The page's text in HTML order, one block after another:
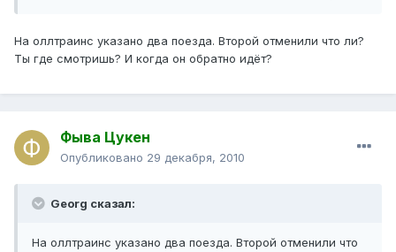
На оллтраинс указано два поезда. Второй отменили что ли?
Ты где смотришь? И когда он обратно идёт?
Фыва Цукен
Опубликовано 29 декабря, 2010
Georg сказал:
На оллтраинс указано два поезда. Второй отменили что